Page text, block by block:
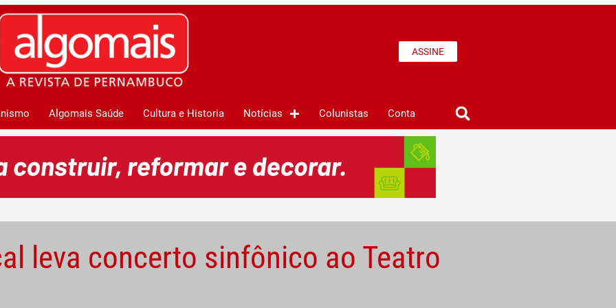
ASSINE
Algomais Saúde Cultura e Historia Notícias Colunistas Conta
leva concerto sinfônico ao Teatro